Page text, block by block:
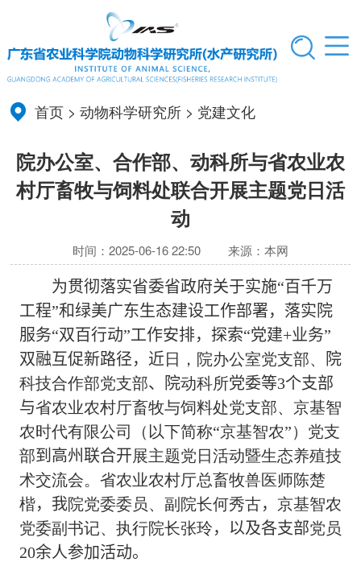
首页 >动物科学研究所 > 党建文化
院办公室、合作部、动科所与省农业农
村厅畜牧与饲料处联合开展主题党日活
动
时间：2025-06-16 22:50 来源：本网
为贯彻落实省委省政府关于实施“百千万
工程”和绿美广东生态建设工作部署，落实院
服务“双百行动”工作安排，探索“党建+业务”
双融互促新路径， 近日，院办公室党支部、
院
科技合作部党支部、 院动科所党委等3个支部
与省农业农村厅畜牧与饲料处党支部、京基智
农时代有限公司（以下简称“京基智农”）党支
部到高州联合开展主题党日活动暨生态养殖技
术交流会。省农业农村厅总畜牧兽医师陈楚
楷， 我院党委委员、副院长何秀古， 京基智农
党委副书记、执行院长张玲，以及各支部党员
20余人参加活动。